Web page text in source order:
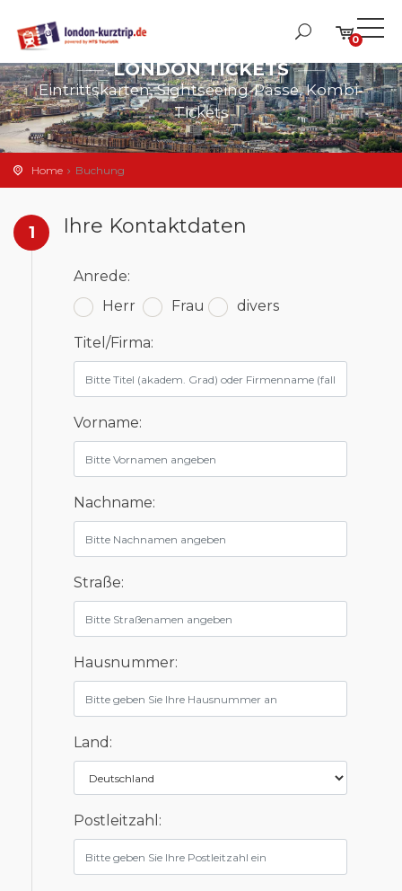
0
LONDON TICKETS
Eintrittskarten, Sightseeing-Pässe, Kombi-
Tickets
Home Buchung
1 Ihre Kontaktdaten
Anrede:
Herr
Frau divers
Titel/Firma:
Vorname:
Nachname:
Straße:
Hausnummer:
Land:
Postleitzahl: